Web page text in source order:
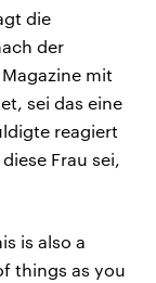
die
der
mit
sei das eine
reagiert
Frau sei,
is also a
things as you